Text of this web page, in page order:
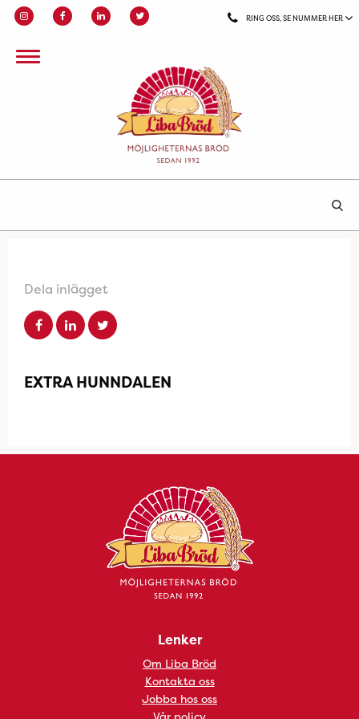
RING OSS, SE NUMMER HER
Dela inlägget
EXTRA HUNNDALEN
Lenker
Om Liba Bröd
Kontakta oss
Jobba hos oss